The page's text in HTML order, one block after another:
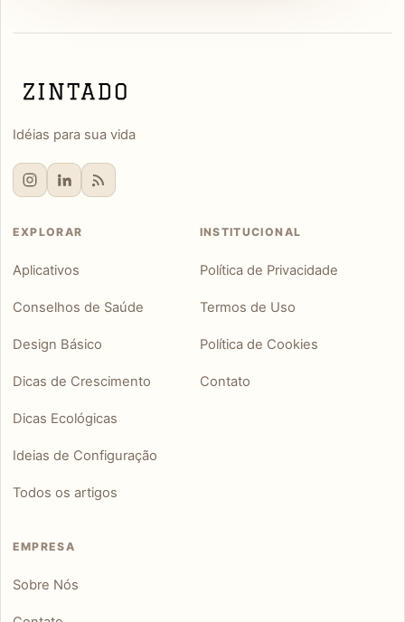
Idéias para sua vida
EXPLORAR
Aplicativos
Conselhos de Saúde
Design Básico
Dicas de Crescimento
Dicas Ecológicas
Ideias de Configuração
Todos os artigos
INSTITUCIONAL
Política de Privacidade
Termos de Uso
Política de Cookies
Contato
EMPRESA
Sobre Nós